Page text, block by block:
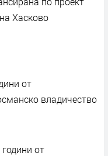
Хасково
от
владичество
от